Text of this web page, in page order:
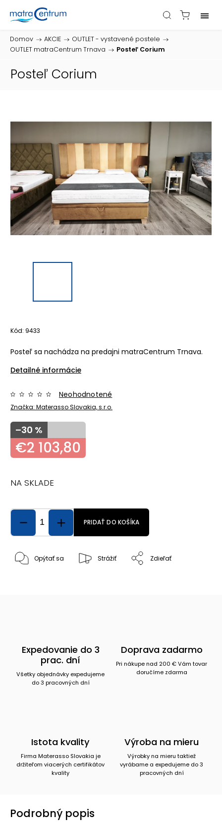
Domov / AKCIE / OUTLET - vystavené postele /
OUTLET matraCentrum Trnava / Posteľ Corium
Posteľ Corium
Kód: 9433
Posteľ sa nachádza na predajni matraCentrum Trnava.
Detailné informácie
Značka: Materasso Slovakia, s.r.o.
Neohodnotené
–30 %
€2 103,80
NA SKLADE
PRIDAŤ DO KOŠÍKA
Opýtať sa Strážiť Zdieľať
Expedovanie do 3
prac. dní
Všetky objednávky expedujeme
do 3 pracovných dní
Doprava zadarmo
Pri nákupe nad 200 € Vám tovar
doručíme zdarma
Istota kvality
Firma Materasso Slovakia je
držiteľom viacerých certifikátov
kvality
Výroba na mieru
Výrobky na mieru taktiež
vyrábame a expedujeme do 3
pracovných dní
Podrobný popis